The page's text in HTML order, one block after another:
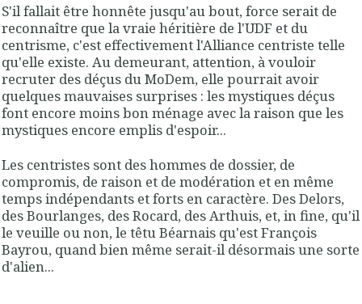
S'il fallait être honnête jusqu'au bout, force serait de
reconnaître que la vraie héritière de l'UDF et du
centrisme, c'est effectivement l'Alliance centriste telle
qu'elle existe. Au demeurant, attention, à vouloir
recruter des déçus du MoDem, elle pourrait avoir
quelques mauvaises surprises : les mystiques déçus
font encore moins bon ménage avec la raison que les
mystiques encore emplis d'espoir...
Les centristes sont des hommes de dossier, de
compromis, de raison et de modération et en même
temps indépendants et forts en caractère. Des Delors,
des Bourlanges, des Rocard, des Arthuis, et, in fine, qu'il
le veuille ou non, le têtu Béarnais qu'est François
Bayrou, quand bien même serait-il désormais une sorte
d'alien...